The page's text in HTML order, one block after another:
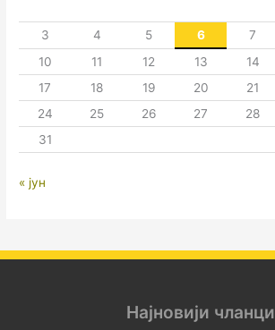
3
4 5 6 7
10
11 12 13 14
17
18 19 20 21
24
25 26 27 28
31
« јун
Најновији чланци